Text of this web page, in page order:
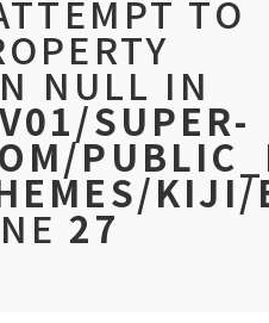
TO
NULL IN
SUPER-
27